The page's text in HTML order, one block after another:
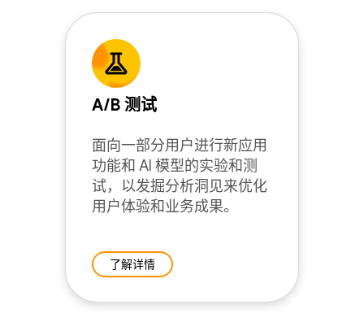
A/B 测试
面向一部分用户进行新应用
功能和 AI 模型的实验和测
试，以发掘分析洞见来优化
用户体验和业务成果。
了解详情